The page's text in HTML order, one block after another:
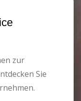
zur
Sie